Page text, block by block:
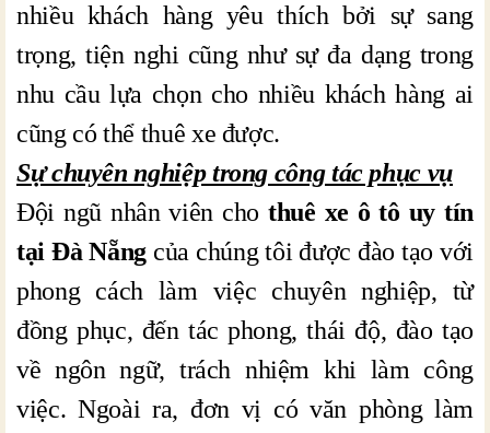
nhiều khách hàng yêu thích bởi sự sang
trọng, tiện nghi cũng như sự đa dạng trong
nhu cầu lựa chọn cho nhiều khách hàng ai
cũng có thể thuê xe được.
Sự chuyên nghiệp trong công tác phục vụ
Đội ngũ nhân viên cho thuê xe ô tô uy tín
tại Đà Nẵng của chúng tôi được đào tạo với
phong cách làm việc chuyên nghiệp, từ
đồng phục, đến tác phong, thái độ, đào tạo
về ngôn ngữ, trách nhiệm khi làm công
việc. Ngoài ra, đơn vị có văn phòng làm